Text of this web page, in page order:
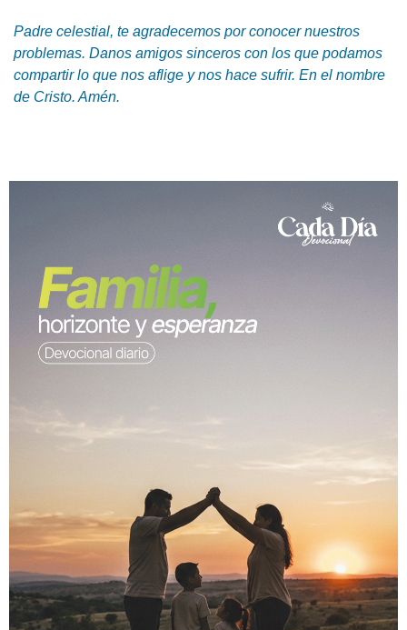
Padre celestial, te agradecemos por conocer nuestros
problemas. Danos amigos sinceros con los que podamos
compartir lo que nos aflige y nos hace sufrir. En el nombre
de Cristo. Amén.